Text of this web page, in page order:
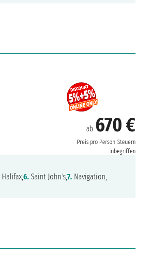
ab 670 €
Preis pro Person Steuern
inbegriffen
Halifax,6. Saint John's,7. Navigation,